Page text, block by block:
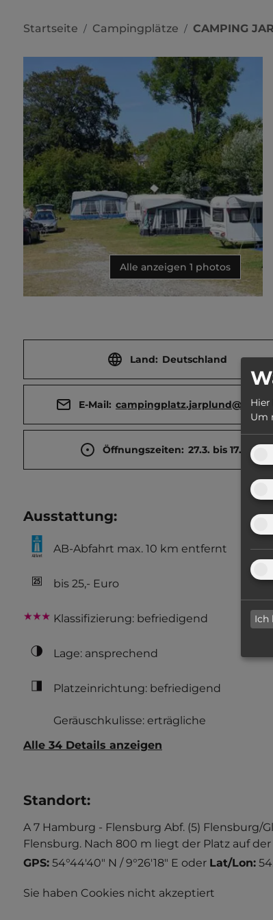
Startseite / Campingplätze / CAMPING
Alle anzeigen 1 photos
Land: Deutschland
E-Mail:
Öffnungszeiten: 27.3. bis 17.10.
Ausstattung:
AB-Abfahrt max. 10 km entfernt
bis 25,- Euro
Klassifizierung: befriedigend
Lage: ansprechend
Platzeinrichtung: befriedigend
Geräuschkulisse: erträgliche
Alle 34 Details anzeigen
Standort:
A 7 Hamburg - Flensburg Abf. (5) Flensburg/
Flensburg. Nach 800 m liegt der Platz auf
GPS: 54°44'40" N / 9°26'18" E oder Lat/Lon:
Sie haben Cookies nicht akzeptiert
Hier
Um
Ich